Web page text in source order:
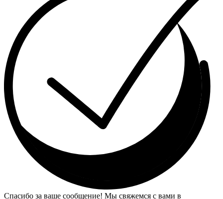
Спасибо за ваше сообщение! Мы свяжемся с вами в